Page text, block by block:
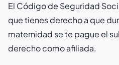
El Código de Seguridad
que tienes derecho a que
maternidad se te pague el
derecho como afiliada.